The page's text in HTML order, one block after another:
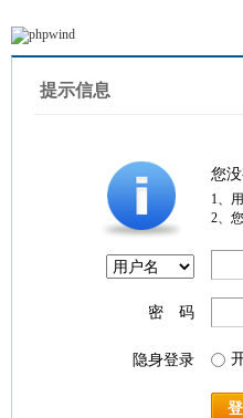
提示信息
您
1、
2、
密 码
隐身登录